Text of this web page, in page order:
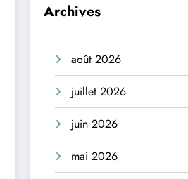
Archives
août 2026
juillet 2026
juin 2026
mai 2026